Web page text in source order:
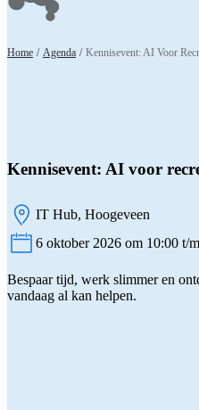
Home / Agenda / Kennisevent: AI Voor
Kennisevent: AI voor
Locatie:
IT Hub, Hoogeveen
Datum:
6 oktober 2026 om 10:00 t/
Bespaar tijd, werk slimmer en
vandaag al kan helpen.